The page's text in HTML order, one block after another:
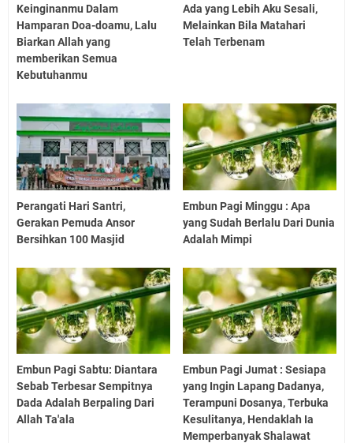
Keinginanmu Dalam
Hamparan Doa-doamu, Lalu
Biarkan Allah yang
memberikan Semua
Kebutuhanmu
Ada yang Lebih Aku Sesali,
Melainkan Bila Matahari
Telah Terbenam
Perangati Hari Santri,
Gerakan Pemuda Ansor
Bersihkan 100 Masjid
Embun Pagi Minggu : Apa
yang Sudah Berlalu Dari Dunia
Adalah Mimpi
Embun Pagi Sabtu: Diantara
Sebab Terbesar Sempitnya
Dada Adalah Berpaling Dari
Allah Ta'ala
Embun Pagi Jumat : Sesiapa
yang Ingin Lapang Dadanya,
Terampuni Dosanya, Terbuka
Kesulitanya, Hendaklah Ia
Memperbanyak Shalawat